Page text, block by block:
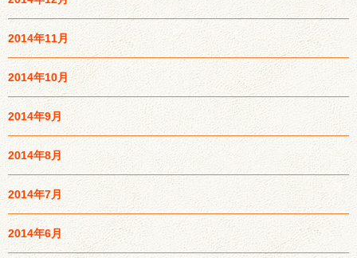
2014年11月
2014年10月
2014年9月
2014年8月
2014年7月
2014年6月